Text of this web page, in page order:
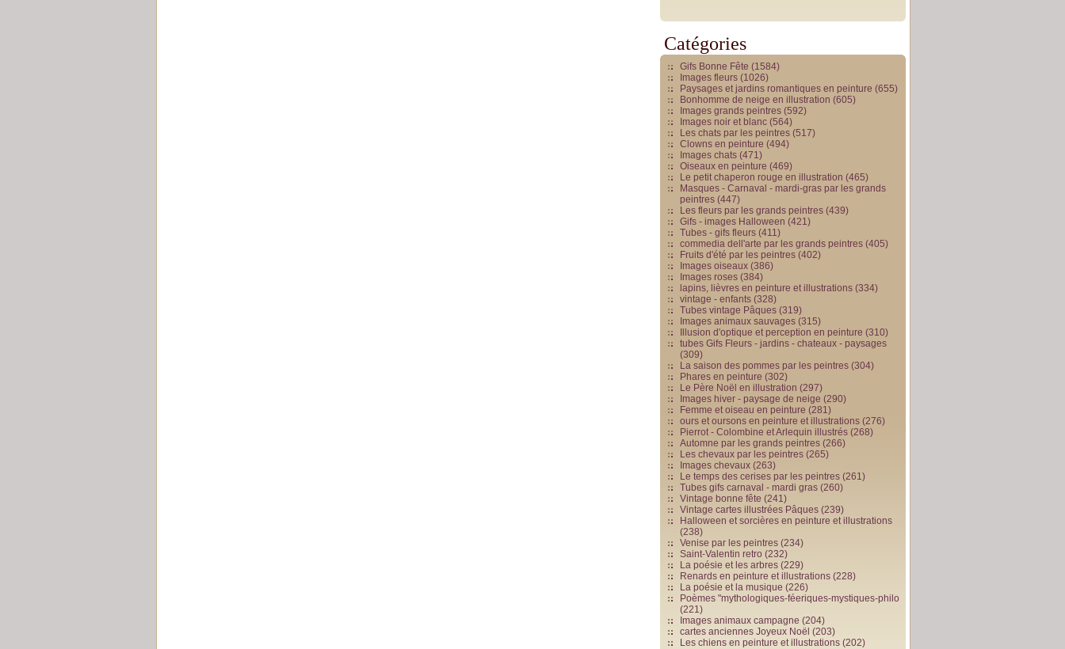
Catégories
Gifs Bonne Fête (1584)
Images fleurs (1026)
Paysages et jardins romantiques en peinture (655)
Bonhomme de neige en illustration (605)
Images grands peintres (592)
Images noir et blanc (564)
Les chats par les peintres (517)
Clowns en peinture (494)
Images chats (471)
Oiseaux en peinture (469)
Le petit chaperon rouge en illustration (465)
Masques - Carnaval - mardi-gras par les grands
peintres (447)
Les fleurs par les grands peintres (439)
Gifs - images Halloween (421)
Tubes - gifs fleurs (411)
commedia dell'arte par les grands peintres (405)
Fruits d'été par les peintres (402)
Images oiseaux (386)
Images roses (384)
lapins, lièvres en peinture et illustrations (334)
vintage - enfants (328)
Tubes vintage Pâques (319)
Images animaux sauvages (315)
Illusion d'optique et perception en peinture (310)
tubes Gifs Fleurs - jardins - chateaux - paysages
(309)
La saison des pommes par les peintres (304)
Phares en peinture (302)
Le Père Noël en illustration (297)
Images hiver - paysage de neige (290)
Femme et oiseau en peinture (281)
ours et oursons en peinture et illustrations (276)
Pierrot - Colombine et Arlequin illustrés (268)
Automne par les grands peintres (266)
Les chevaux par les peintres (265)
Images chevaux (263)
Le temps des cerises par les peintres (261)
Tubes gifs carnaval - mardi gras (260)
Vintage bonne fête (241)
Vintage cartes illustrées Pâques (239)
Halloween et sorcières en peinture et illustrations
(238)
Venise par les peintres (234)
Saint-Valentin retro (232)
La poésie et les arbres (229)
Renards en peinture et illustrations (228)
La poésie et la musique (226)
Poèmes "mythologiques-féeriques-mystiques-philo
(221)
Images animaux campagne (204)
cartes anciennes Joyeux Noël (203)
Les chiens en peinture et illustrations (202)